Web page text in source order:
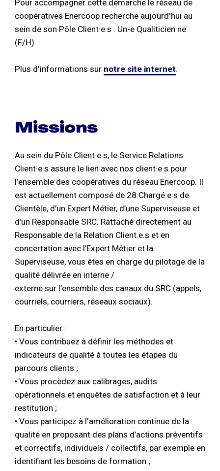
Pour accompagner cette démarche le réseau de
coopératives Enercoop recherche aujourd'hui au
sein de son Pôle Client·e·s : Un-e Qualiticien·ne
(F/H)
Plus d'informations sur notre site internet.
Missions
Au sein du Pôle Client·e·s, le Service Relations
Client·e·s assure le lien avec nos client·e·s pour
l’ensemble des coopératives du réseau Enercoop. Il
est actuellement composé de 28 Chargé·e·s de
Clientèle, d’un Expert Métier, d’une Superviseuse et
d’un Responsable SRC. Rattaché directement au
Responsable de la Relation Client.e.s et en
concertation avec l’Expert Métier et la
Superviseuse, vous êtes en charge du pilotage de la
qualité délivrée en interne /
externe sur l’ensemble des canaux du SRC (appels,
courriels, courriers, réseaux sociaux).
En particulier :
• Vous contribuez à définir les méthodes et
indicateurs de qualité à toutes les étapes du
parcours clients ;
• Vous procèdez aux calibrages, audits
opérationnels et enquêtes de satisfaction et à leur
restitution ;
• Vous participez à l'amélioration continue de la
qualité en proposant des plans d’actions préventifs
et correctifs, individuels / collectifs, par exemple en
identifiant les besoins de formation ;